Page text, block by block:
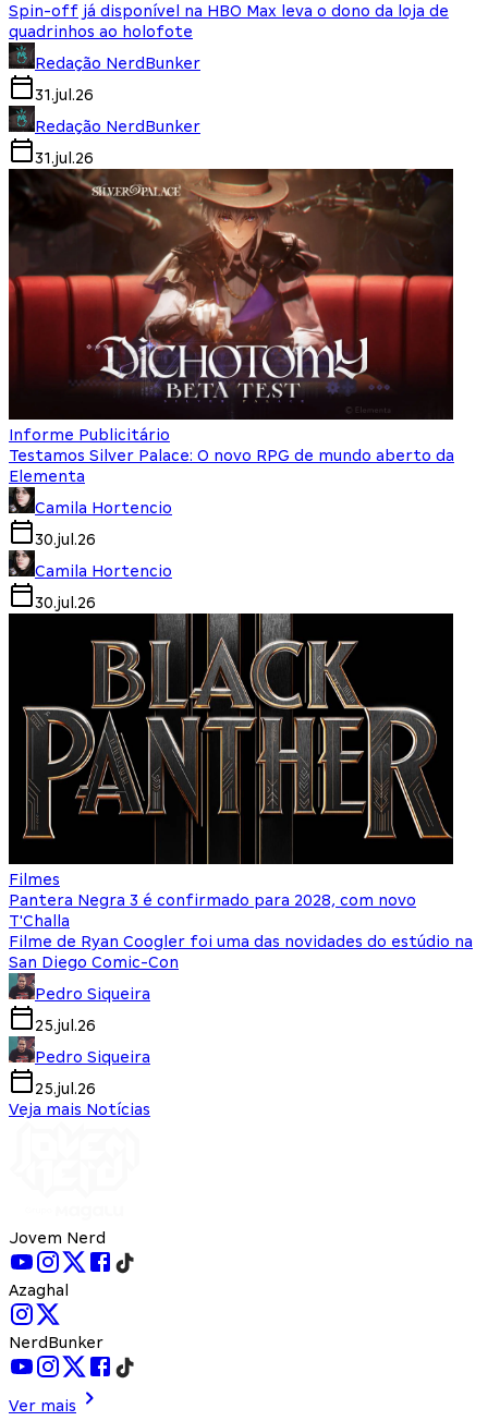
Spin-off já disponível na HBO Max leva o dono da loja de
quadrinhos ao holofote
Redação NerdBunker
31.jul.26
Redação NerdBunker
31.jul.26
Informe Publicitário
Testamos Silver Palace: O novo RPG de mundo aberto da
Elementa
Camila Hortencio
30.jul.26
Camila Hortencio
30.jul.26
Filmes
Pantera Negra 3 é confirmado para 2028, com novo
T'Challa
Filme de Ryan Coogler foi uma das novidades do estúdio na
San Diego Comic-Con
Pedro Siqueira
25.jul.26
Pedro Siqueira
25.jul.26
Veja mais Notícias
Jovem Nerd
Azaghal
NerdBunker
Ver mais